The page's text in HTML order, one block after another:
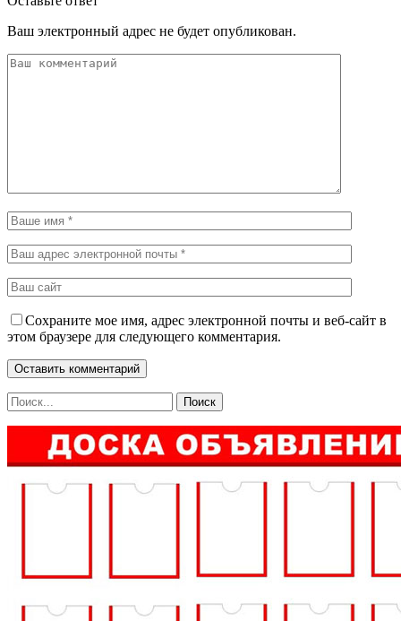
Ваш электронный адрес не будет опубликован.
Сохраните мое имя, адрес электронной почты и веб-сайт в
этом браузере для следующего комментария.